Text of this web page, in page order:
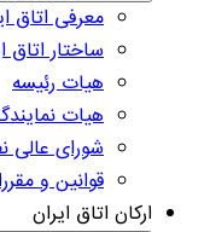
معرفی اتاق
ساختار اتاق
هیات رئیسه
هیات
شورای عالی
قوانین و
ارکان اتاق ایران